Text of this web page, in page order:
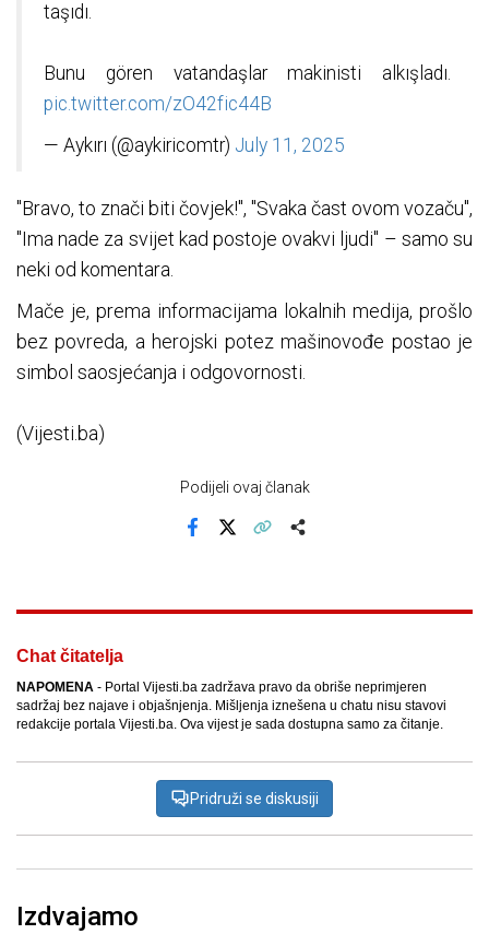
taşıdı.
Bunu gören vatandaşlar makinisti alkışladı.
pic.twitter.com/zO42fic44B
— Aykırı (@aykiricomtr) July 11, 2025
"Bravo, to znači biti čovjek!", "Svaka čast ovom vozaču",
"Ima nade za svijet kad postoje ovakvi ljudi" – samo su
neki od komentara.
Mače je, prema informacijama lokalnih medija, prošlo
bez povreda, a herojski potez mašinovođe postao je
simbol saosjećanja i odgovornosti.
(Vijesti.ba)
Podijeli ovaj članak
Chat čitatelja
NAPOMENA - Portal Vijesti.ba zadržava pravo da obriše neprimjeren
sadržaj bez najave i objašnjenja. Mišljenja iznešena u chatu nisu stavovi
redakcije portala Vijesti.ba. Ova vijest je sada dostupna samo za čitanje.
Pridruži se diskusiji
Izdvajamo